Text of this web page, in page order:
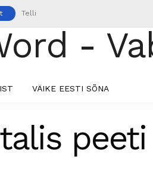
Telli
VÄIKE EESTI SÕNA